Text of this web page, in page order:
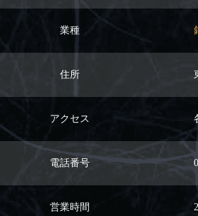
業種
住所
アクセス
電話番号
営業時間